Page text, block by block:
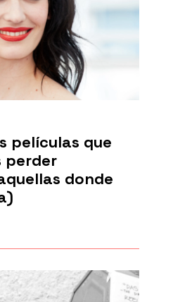
películas que
perder
donde